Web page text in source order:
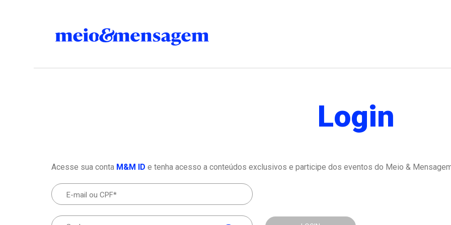
Login
Acesse sua conta M&M ID e tenha acesso a conteúdos exclusivos e participe dos eventos do Meio &